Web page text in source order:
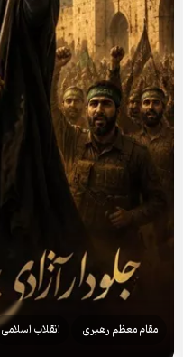
مقام معظم رهبری انقلاب اسلامی